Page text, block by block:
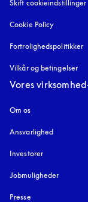
Skift cookieindstillinger
Cookie Policy
Fortrolighedspolitikker
Vilkår og betingelser
Vores virksomhed
Om os
Ansvarlighed
Investorer
Jobmuligheder
Presse